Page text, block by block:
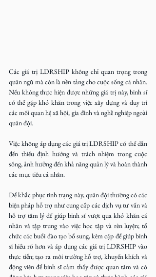
Các giá trị LDRSHIP không chỉ quan trọng trong
quân ngũ mà còn là nền tảng cho cuộc sống cá nhân.
Nếu không thực hiện được những giá trị này, binh sĩ
có thể gặp khó khăn trong việc xây dựng và duy trì
các mối quan hệ xã hội, gia đình và nghề nghiệp ngoài
quân đội.
Việc không áp dụng các giá trị LDRSHIP có thể dẫn
đến thiếu định hướng và trách nhiệm trong cuộc
sống, ảnh hưởng đến khả năng quản lý và hoàn thành
các mục tiêu cá nhân.
Để khắc phục tình trạng này, quân đội thường có các
biện pháp hỗ trợ như cung cấp các dịch vụ tư vấn và
hỗ trợ tâm lý để giúp binh sĩ vượt qua khó khăn cá
nhân và tập trung vào việc học tập và rèn luyện; tổ
chức các buổi đào tạo bổ sung, kèm cặp để giúp binh
sĩ hiểu rõ hơn và áp dụng các giá trị LDRSHIP vào
thực tiễn; tạo ra môi trường hỗ trợ, khuyến khích và
động viên để binh sĩ cảm thấy được quan tâm và có